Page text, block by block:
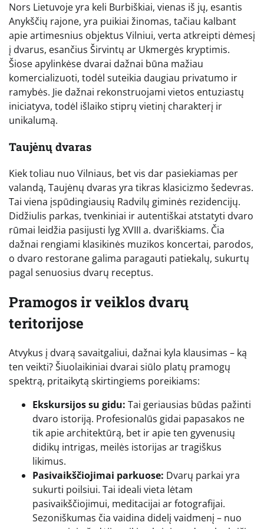
Nors Lietuvoje yra keli Burbiškiai, vienas iš jų, esantis
Anykščių rajone, yra puikiai žinomas, tačiau kalbant
apie artimesnius objektus Vilniui, verta atkreipti dėmesį
į dvarus, esančius Širvintų ar Ukmergės kryptimis.
Šiose apylinkėse dvarai dažnai būna mažiau
komercializuoti, todėl suteikia daugiau privatumo ir
ramybės. Jie dažnai rekonstruojami vietos entuziastų
iniciatyva, todėl išlaiko stiprų vietinį charakterį ir
unikalumą.
Taujėnų dvaras
Kiek toliau nuo Vilniaus, bet vis dar pasiekiamas per
valandą, Taujėnų dvaras yra tikras klasicizmo šedevras.
Tai viena įspūdingiausių Radvilų giminės rezidencijų.
Didžiulis parkas, tvenkiniai ir autentiškai atstatyti dvaro
rūmai leidžia pasijusti lyg XVIII a. dvariškiams. Čia
dažnai rengiami klasikinės muzikos koncertai, parodos,
o dvaro restorane galima paragauti patiekalų, sukurtų
pagal senuosius dvarų receptus.
Pramogos ir veiklos dvarų
teritorijose
Atvykus į dvarą savaitgaliui, dažnai kyla klausimas – ką
ten veikti? Šiuolaikiniai dvarai siūlo platų pramogų
spektrą, pritaikytą skirtingiems poreikiams:
Ekskursijos su gidu: Tai geriausias būdas pažinti
dvaro istoriją. Profesionalūs gidai papasakos ne
tik apie architektūrą, bet ir apie ten gyvenusių
didikų intrigas, meilės istorijas ar tragiškus
likimus.
Pasivaikščiojimai parkuose: Dvarų parkai yra
sukurti poilsiui. Tai ideali vieta lėtam
pasivaikščiojimui, meditacijai ar fotografijai.
Sezoniškumas čia vaidina didelį vaidmenį – nuo